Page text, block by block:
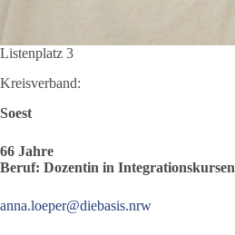
Listenplatz 3
Kreisverband:
Soest
66 Jahre
Beruf: Dozentin in Integrationskursen
anna.loeper@diebasis.nrw